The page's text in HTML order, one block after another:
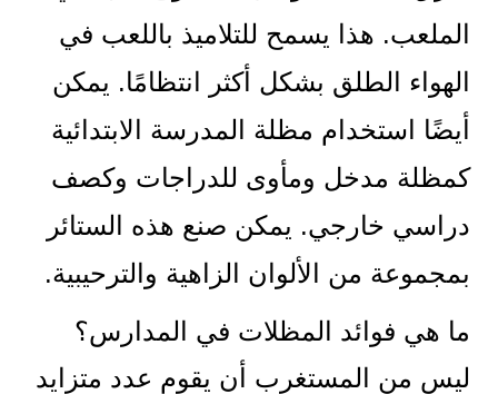
الملعب. هذا يسمح للتلاميذ باللعب في
الهواء الطلق بشكل أكثر انتظامًا. يمكن
أيضًا استخدام مظلة المدرسة الابتدائية
كمظلة مدخل ومأوى للدراجات وكصف
دراسي خارجي. يمكن صنع هذه الستائر
بمجموعة من الألوان الزاهية والترحيبية.
ما هي فوائد المظلات في المدارس؟
ليس من المستغرب أن يقوم عدد متزايد